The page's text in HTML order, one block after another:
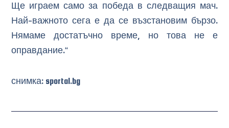
Ще играем само за победа в следващия мач.
Най-важното сега е да се възстановим бързо.
Нямаме достатъчно време, но това не е
оправдание.“
снимка: sportal.bg